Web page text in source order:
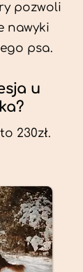
pozwoli
nawyki
psa.
u
230zł.